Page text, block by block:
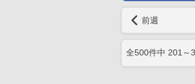
前週
全500件中 201 ～